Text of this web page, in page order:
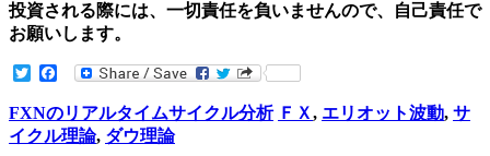
投資される際には、一切責任を負いませんので、自己責任で
お願いします。
TwitterFacebook
FXNのリアルタイムサイクル分析 ＦＸ, エリオット波動, サ
イクル理論, ダウ理論